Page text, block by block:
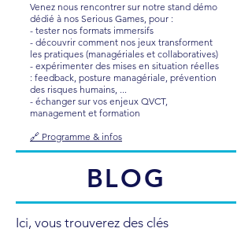
Venez nous rencontrer sur notre stand démo
dédié à nos Serious Games, pour :
- tester nos formats immersifs
- découvrir comment nos jeux transforment
les pratiques (managériales et collaboratives)
- expérimenter des mises en situation réelles
: feedback, posture managériale, prévention
des risques humains, ...
- échanger sur vos enjeux QVCT,
management et formation
🔗 Programme & infos
BLOG
Ici, vous trouverez des clés